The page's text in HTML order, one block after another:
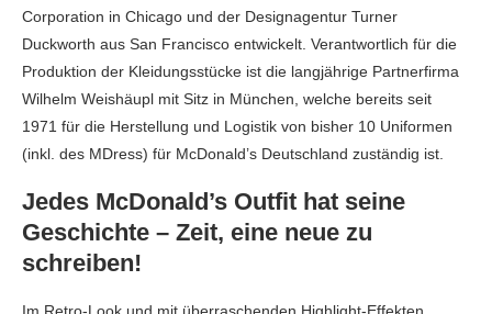
Corporation in Chicago und der Designagentur Turner
Duckworth aus San Francisco entwickelt. Verantwortlich für die
Produktion der Kleidungsstücke ist die langjährige Partnerfirma
Wilhelm Weishäupl mit Sitz in München, welche bereits seit
1971 für die Herstellung und Logistik von bisher 10 Uniformen
(inkl. des MDress) für McDonald’s Deutschland zuständig ist.
Jedes McDonald’s Outfit hat seine
Geschichte – Zeit, eine neue zu
schreiben!